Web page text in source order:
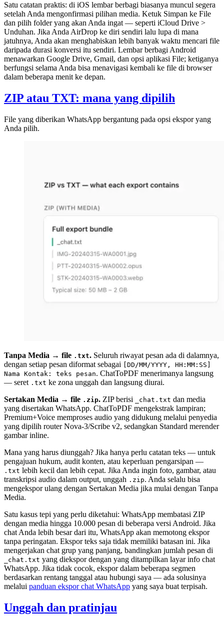
Satu catatan praktis: di iOS lembar berbagi biasanya muncul segera
setelah Anda mengonfirmasi pilihan media. Ketuk Simpan ke File
dan pilih folder yang akan Anda ingat — seperti iCloud Drive >
Unduhan. Jika Anda AirDrop ke diri sendiri lalu lupa di mana
jatuhnya, Anda akan menghabiskan lebih banyak waktu mencari file
daripada durasi konversi itu sendiri. Lembar berbagi Android
menawarkan Google Drive, Gmail, dan opsi aplikasi File; ketiganya
berfungsi selama Anda bisa menavigasi kembali ke file di browser
dalam beberapa menit ke depan.
ZIP atau TXT: mana yang dipilih
File yang diberikan WhatsApp bergantung pada opsi ekspor yang
Anda pilih.
Tanpa Media → file .txt. Seluruh riwayat pesan ada di dalamnya,
dengan setiap pesan diformat sebagai
[DD/MM/YYYY, HH:MM:SS]
Nama Kontak: teks pesan. ChatToPDF menerimanya langsung
— seret .txt ke zona unggah dan langsung diurai.
Sertakan Media → file .zip. ZIP berisi _chat.txt dan media
yang disertakan WhatsApp. ChatToPDF mengekstrak lampiran;
Premium+Voice memproses audio yang didukung melalui penyedia
yang dipilih router Nova-3/Scribe v2, sedangkan Standard merender
gambar inline.
Mana yang harus diunggah? Jika hanya perlu catatan teks — untuk
pengajuan hukum, audit konten, atau keperluan pengarsipan —
.txt lebih kecil dan lebih cepat. Jika Anda ingin foto, gambar, atau
transkripsi audio dalam output, unggah .zip. Anda selalu bisa
mengekspor ulang dengan Sertakan Media jika mulai dengan Tanpa
Media.
Satu kasus tepi yang perlu diketahui: WhatsApp membatasi ZIP
dengan media hingga 10.000 pesan di beberapa versi Android. Jika
chat Anda lebih besar dari itu, WhatsApp akan memotong ekspor
tanpa peringatan. Ekspor teks saja tidak memiliki batasan ini. Jika
mengerjakan chat grup yang panjang, bandingkan jumlah pesan di
_chat.txt yang diekspor dengan yang ditampilkan layar info chat
WhatsApp. Jika tidak cocok, ekspor dalam beberapa segmen
berdasarkan rentang tanggal atau hubungi saya — ada solusinya
melalui panduan ekspor chat WhatsApp yang saya buat terpisah.
Unggah dan pratinjau